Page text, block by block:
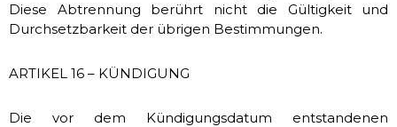
Diese Abtrennung berührt nicht die Gültigkeit und
Durchsetzbarkeit der übrigen Bestimmungen.
ARTIKEL 16 – KÜNDIGUNG
Die vor dem Kündigungsdatum entstandenen